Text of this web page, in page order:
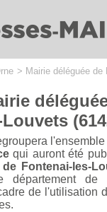
> Mairie déléguée
l'ensemble
qui auront été
Fontenai-les-
département de
de l'utilisation